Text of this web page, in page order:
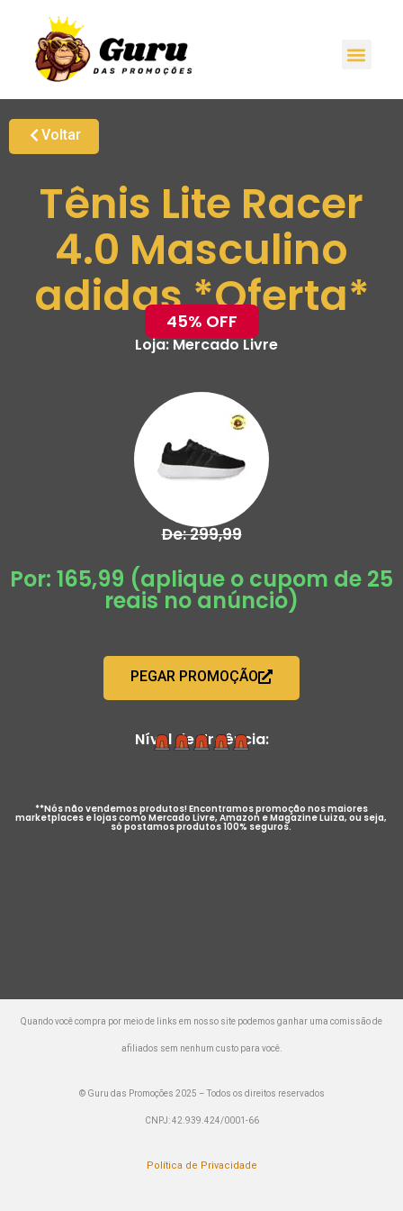
Voltar
Tênis Lite Racer
4.0 Masculino
adidas *Oferta*
45% OFF
Loja:Mercado Livre
De: 299,99
Por: 165,99 (aplique o cupom de 25
reais no anúncio)
PEGAR PROMOÇÃO
Nível de Urgência:
**Nós não vendemos produtos! Encontramos promoção nos maiores
marketplaces e lojas como Mercado Livre, Amazon e Magazine Luiza, ou seja,
só postamos produtos 100% seguros.
Quando você compra por meio de links em nosso site podemos ganhar uma comissão de
afiliados sem nenhum custo para você.
© Guru das Promoções 2025 – Todos os direitos reservados
CNPJ: 42.939.424/0001-66
Política de Privacidade